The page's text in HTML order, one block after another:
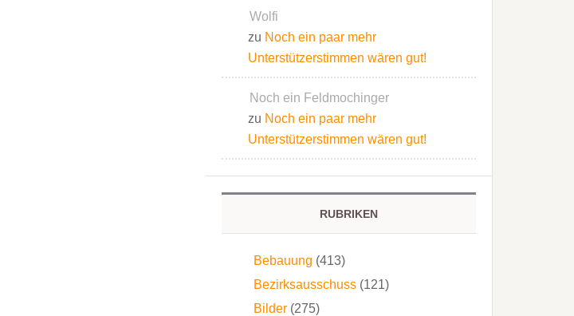
Wolfi
zu Noch ein paar mehr
Unterstützerstimmen wären gut!
Noch ein Feldmochinger
zu Noch ein paar mehr
Unterstützerstimmen wären gut!
RUBRIKEN
Bebauung (413)
Bezirksausschuss (121)
Bilder (275)